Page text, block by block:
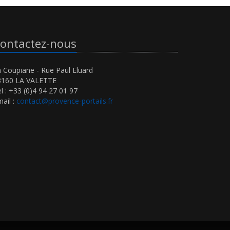
nous
Coupiane - Rue Paul Eluard
LA VALETTE
: +33 (0)4 94 27 01 97
: contact@provence-portails.fr